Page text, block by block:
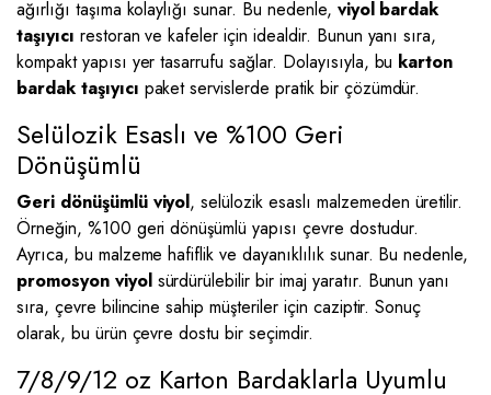
ağırlığı taşıma kolaylığı sunar. Bu nedenle, viyol bardak
taşıyıcı restoran ve kafeler için idealdir. Bunun yanı sıra,
kompakt yapısı yer tasarrufu sağlar. Dolayısıyla, bu karton
bardak taşıyıcı paket servislerde pratik bir çözümdür.
Selülozik Esaslı ve %100 Geri
Dönüşümlü
Geri dönüşümlü viyol, selülozik esaslı malzemeden üretilir.
Örneğin, %100 geri dönüşümlü yapısı çevre dostudur.
Ayrıca, bu malzeme hafiflik ve dayanıklılık sunar. Bu nedenle,
promosyon viyolsürdürülebilir bir imaj yaratır. Bunun yanı
sıra, çevre bilincine sahip müşteriler için caziptir. Sonuç
olarak, bu ürün çevre dostu bir seçimdir.
7/8/9/12 oz Karton Bardaklarla Uyumlu